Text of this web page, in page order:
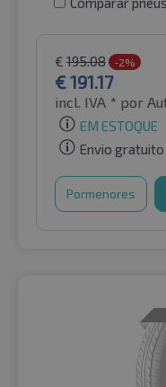
€ 195.08 -2%
€191.17
incl. IVA * por
EM ESTOQUE
Envio gratuito
Pormenores